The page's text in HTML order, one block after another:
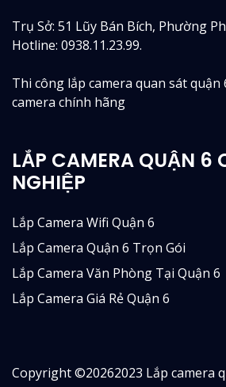
Trụ Sở: 51 Lũy Bán Bích, Phường
Hotline: 0938.11.23.99.
Thi công lắp camera quan sát
camera chính hãng
LẮP CAMERA QUẬN 6
NGHIỆP
Lắp Camera Wifi Quận 6
Lắp Camera Quận 6 Trọn Gói
Lắp Camera Văn Phòng Tại Quận 6
Lắp Camera Giá Rẻ Quận 6
Copyright ©20262023 Lắp camera